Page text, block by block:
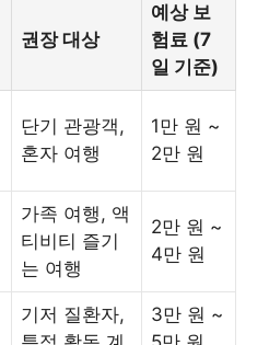
권장 대상
예상 보
험료 (7
일 기준)
단기 관광객,
혼자 여행
1만 원 ~
2만 원
가족 여행, 액
티비티 즐기
는 여행
2만 원 ~
4만 원
기저 질환자,
3만 원 ~